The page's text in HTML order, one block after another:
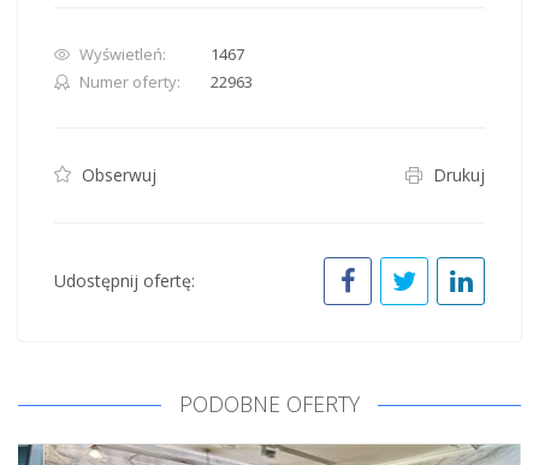
Wyświetleń:
1467
Numer oferty:
22963
Obserwuj Drukuj
Udostępnij ofertę:
PODOBNE OFERTY